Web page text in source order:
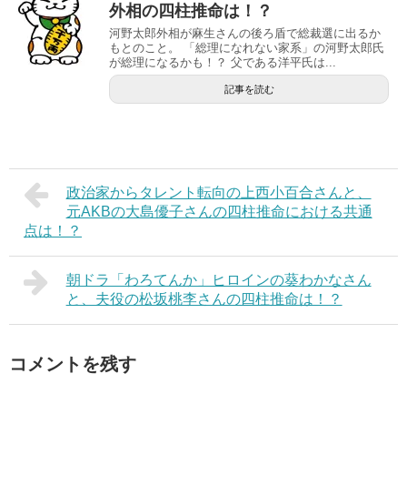
外相の四柱推命は！？
河野太郎外相が麻生さんの後ろ盾で総裁選に出るか
もとのこと。 「総理になれない家系」の河野太郎氏
が総理になるかも！？ 父である洋平氏は...
記事を読む
政治家からタレント転向の上西小百合さんと、
元AKBの大島優子さんの四柱推命における共通
点は！？
朝ドラ「わろてんか」ヒロインの葵わかなさん
と、夫役の松坂桃李さんの四柱推命は！？
コメントを残す